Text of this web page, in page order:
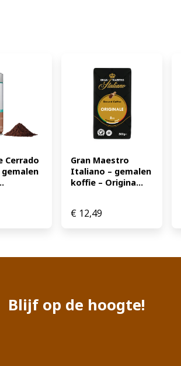
Cerrado
Gran Maestro
Italiano – gemalen
koffie – Origina...
€12,49
Blijf op de hoogte!